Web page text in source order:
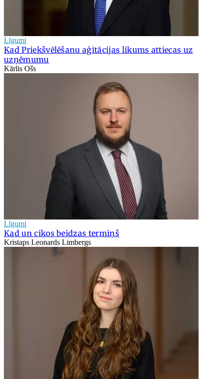
Līgumi
Kad Priekšvēlēšanu aģitācijas likums attiecas uz
uzņēmumu
Kārlis Ošs
Līgumi
Kad un cikos beidzas termiņš
Kristaps Leonards Limbergs